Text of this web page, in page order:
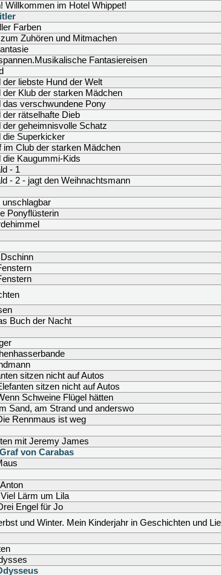
Willkommen im Hotel Whippet!
Farben
Zuhören und Mitmachen
Fantasiereisen
der liebste Hund der Welt
der Klub der starken Mädchen
das verschwundene Pony
der rätselhafte Dieb
der geheimnisvolle Schatz
die Superkicker
im Club der starken Mädchen
die Kaugummi-Kids
- 1
- 2 - jagt den Weihnachtsmann
unschlagbar
Ponyflüsterin
Buch der Nacht
sitzen nicht auf Autos
sitzen nicht auf Autos
Schweine Flügel hätten
Sand, am Strand und anderswo
Rennmaus ist weg
mit Jeremy James
von Carabas
Lärm um Lila
Engel für Jo
und Winter. Mein Kinderjahr in Geschichten und